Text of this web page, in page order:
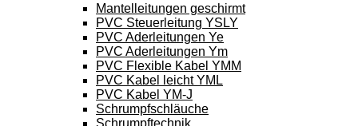
Mantelleitungen geschirmt
PVC Steuerleitung YSLY
PVC Aderleitungen Ye
PVC Aderleitungen Ym
PVC Flexible Kabel YMM
PVC Kabel leicht YML
PVC Kabel YM-J
Schrumpfschläuche
Schrumpftechnik